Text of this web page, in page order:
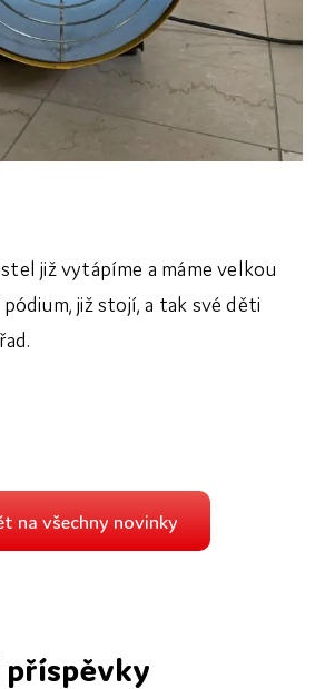
již vytápíme a máme velkou
již stojí, a tak své děti
na všechny novinky
příspěvky